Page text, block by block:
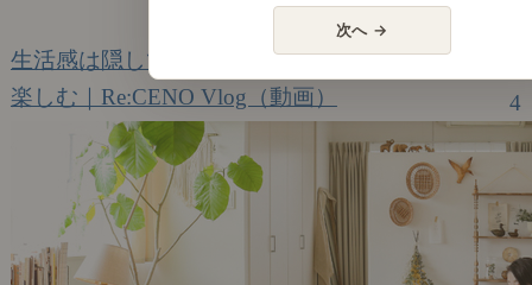
2023年7月07日(金)
生活感は隠して、すっきりとしたお部屋に。
楽しむ｜Re:CENO Vlog（動画）
4
次へ →